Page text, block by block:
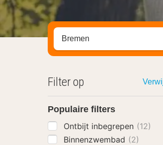
Zoek op hotel, regio of
Filter op
Populaire filters
Ontbijt inbegrepen (12)
Binnenzwembad (2)